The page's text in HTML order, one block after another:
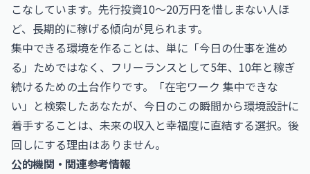
こなしています。先行投資10〜20万円を惜しまない人ほ
ど、長期的に稼げる傾向が見られます。
集中できる環境を作ることは、単に「今日の仕事を進め
る」ためではなく、フリーランスとして5年、10年と稼ぎ
続けるための土台作りです。「在宅ワーク 集中できな
い」と検索したあなたが、今日のこの瞬間から環境設計に
着手することは、未来の収入と幸福度に直結する選択。後
回しにする理由はありません。
公的機関・関連参考情報